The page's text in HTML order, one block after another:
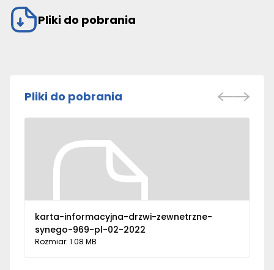
Pliki do pobrania
Pliki do pobrania
karta-informacyjna-drzwi-zewnetrzne-
synego-969-pl-02-2022
Rozmiar: 1.08 MB